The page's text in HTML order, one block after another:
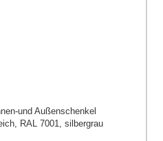
und Außenschenkel
RAL 7001, silbergrau